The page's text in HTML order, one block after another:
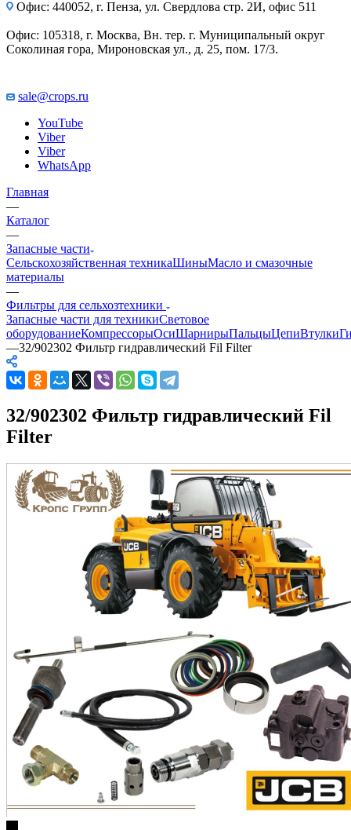
Офис: 440052, г. Пенза, ул. Свердлова стр. 2И, офис 511
Офис: 105318, г. Москва, Вн. тер. г. Муниципальный округ
Соколиная гора, Мироновская ул., д. 25, пом. 17/3.
sale@crops.ru
YouTube
Viber
Viber
WhatsApp
Главная
—
Каталог
—
Запасные части
Сельскохозяйственная техникаШиныМасло и смазочные
материалы
—
Фильтры для сельхозтехники
Запасные части для техникиСветовое
оборудованиеКомпрессорыОсиШарнирыПальцыЦепиВтулки
—32/902302 Фильтр гидравлический Fil Filter
32/902302 Фильтр гидравлический Fil
Filter